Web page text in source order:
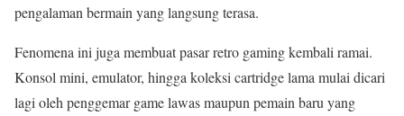
pengalaman bermain yang langsung terasa.
Fenomena ini juga membuat pasar retro gaming kembali ramai.
Konsol mini, emulator, hingga koleksi cartridge lama mulai dicari
lagi oleh penggemar game lawas maupun pemain baru yang